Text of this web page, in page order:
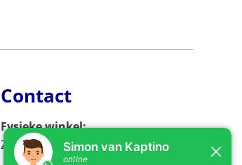
Contact
Fysieke winkel:
Zijlweg 53, 2013 DC Haarlem